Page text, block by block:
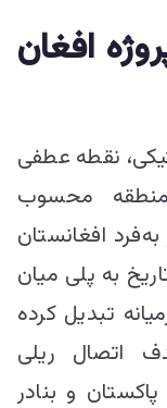
افغان
نقطه عطفی
منطقه محسوب
افغانستان
به پلی میان
تبدیل کرده
اتصال ریلی
و بنادر